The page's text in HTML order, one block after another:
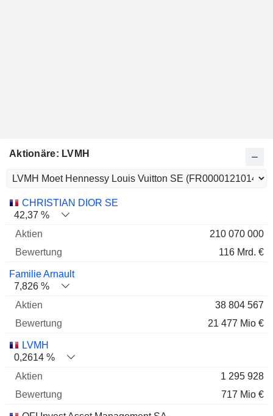
Aktionäre: LVMH
Name Aktien % Bewertung
CHRISTIAN DIOR SE
42,37 %
210 070 000
116 Mrd. €
Familie Arnault
7,826 %
38 804 567
21 477 Mio €
LVMH
0,2614 %
1 295 928
717 Mio €